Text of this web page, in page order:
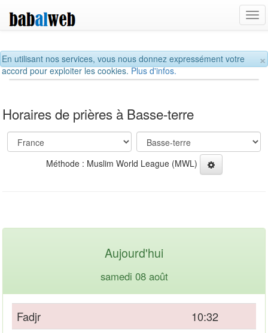
×
En utilisant nos services, vous nous donnez expressément votre
accord pour exploiter les cookies.Plus d'infos.
Horaires de prières à Basse-terre
Méthode : Muslim World League (MWL)
Aujourd'hui
samedi 08 août
Fadjr
10:32